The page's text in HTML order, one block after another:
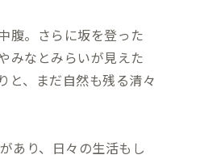
腹。さらに坂を登った
みなとみらいが見えた
と、まだ自然も残る清々
あり、日々の生活もし